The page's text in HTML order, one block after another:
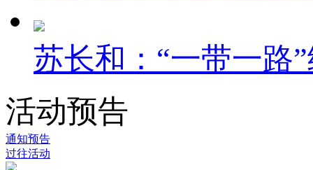
苏长和：“一带一路
活动预告
通知预告
过往活动